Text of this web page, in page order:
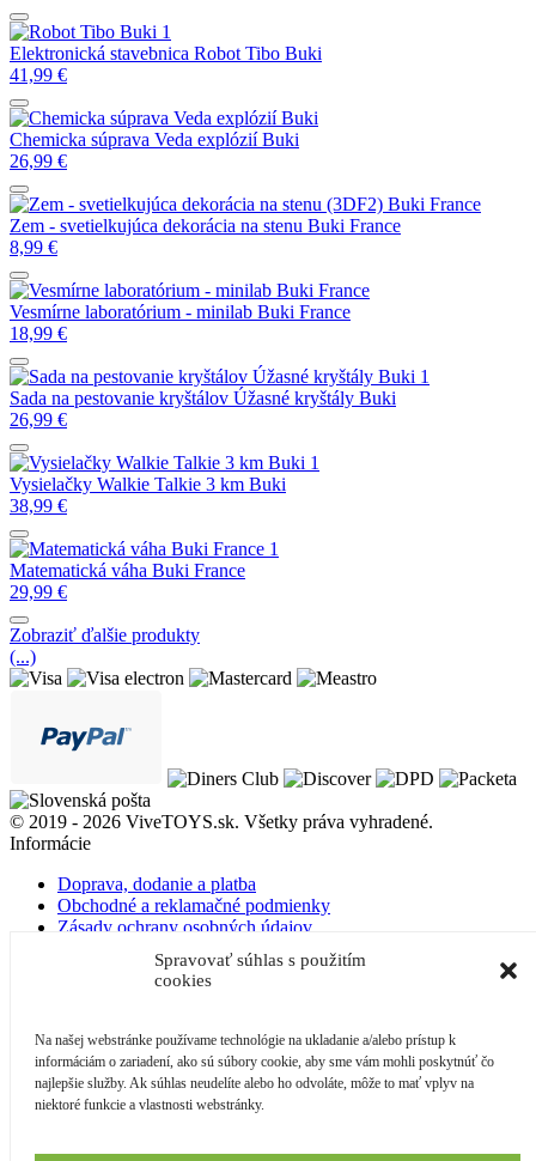
Spravovať súhlas s použitím
cookies
Na našej webstránke používame technológie na ukladanie a/alebo prístup k
informáciám o zariadení, ako sú súbory cookie, aby sme vám mohli poskytnúť čo
najlepšie služby. Ak súhlas neudelíte alebo ho odvoláte, môže to mať vplyv na
niektoré funkcie a vlastnosti webstránky.
Elektronická stavebnica Robot Tibo Buki
41,99 €
Chemicka súprava Veda explózií Buki
26,99 €
Zem - svetielkujúca dekorácia na stenu Buki France
8,99 €
Vesmírne laboratórium - minilab Buki France
18,99 €
Sada na pestovanie kryštálov Úžasné kryštály Buki
26,99 €
Vysielačky Walkie Talkie 3 km Buki
38,99 €
Matematická váha Buki France
29,99 €
Zobraziť ďalšie produkty
(...)
© 2019 - 2026 ViveTOYS.sk. Všetky práva vyhradené.
Informácie
Doprava, dodanie a platba
Obchodné a reklamačné podmienky
Zásady ochrany osobných údajov
Zásady používania súborov cookies
Odstúpenie od zmluvy
Blog
Môj účet
Prihlásenie
Kontakt